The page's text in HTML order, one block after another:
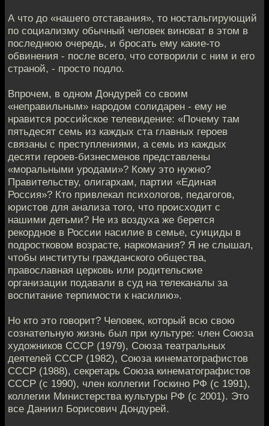
А что до «нашего отставания», то ностальгирующий
по социализму обычный человек виноват в этом в
последнюю очередь, и бросать ему какие-то
обвинения - после всего, что сотворили с ним и его
страной, - просто подло.
Впрочем, в одном Дондурей со своим
«неправильным» народом солидарен - ему не
нравится российское телевидение: «Почему там
пятьдесят семь из каждых ста главных героев
связаны с преступлениями, а семь из каждых
десяти героев-бизнесменов представлены
«моральными уродами»? Кому это нужно?
Правительству, олигархам, партии «Единая
Россия»? Кто привлекал психологов, педагогов,
юристов для анализа того, что происходит с
нашими детьми? Не из воздуха же берется
рекордное в России насилие в семье, суициды в
подростковом возрасте, наркомания? Я не слышал,
чтобы институты гражданского общества,
православная церковь или родительские
организации подавали в суд на телеканалы за
воспитание терпимости к насилию».
Но кто это говорит? Человек, который всю свою
сознательную жизнь был при культуре: член Союза
художников СССР (1979), Союза театральных
деятелей СССР (1982), Союза кинематографистов
СССР (1988), секретарь Союза кинематографистов
СССР (с 1990), член коллегии Госкино РФ (с 1991),
коллегии Министерства культуры РФ (с 2001). Это
все Даниил Борисович Дондурей.